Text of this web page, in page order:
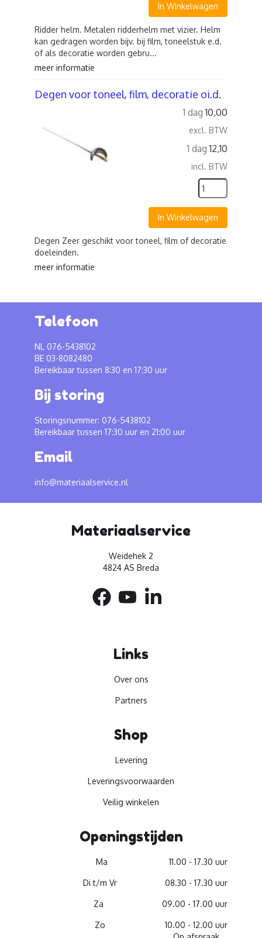
In Winkelwagen
Ridder helm. Metalen ridderhelm met vizier. Helm
kan gedragen worden bijv. bij film, toneelstuk e.d.
of als decoratie worden gebru...
meer informatie
Degen voor toneel, film, decoratie oi.d.
1 dag 10,00
excl. BTW
1 dag 12,10
incl. BTW
In Winkelwagen
Degen Zeer geschikt voor toneel, film of decoratie
doeleinden.
meer informatie
Telefoon
NL 076-5438102
BE 03-8082480
Bereikbaar tussen 8:30 en 17:30 uur
Bij storing
Storingsnummer: 076-5438102
Bereikbaar tussen 17:30 uur en 21:00 uur
Email
info@materiaalservice.nl
Materiaalservice
Weidehek 2
4824 AS Breda
Links
Over ons
Partners
Shop
Levering
Leveringsvoorwaarden
Veilig winkelen
Openingstijden
Ma 11.00 - 17.30 uur
Di t/m Vr 08.30 - 17.30 uur
Za 09.00 - 17.00 uur
Zo
10.00 - 12.00 uur